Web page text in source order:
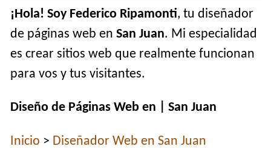
¡Hola! Soy Federico Ripamonti, tu diseñador
de páginas web enSan Juan. Mi especialidad
es crear sitios web que realmente funcionan
para vos y tus visitantes.
Diseño de Páginas Web en | San Juan
Inicio > Diseñador Web en San Juan